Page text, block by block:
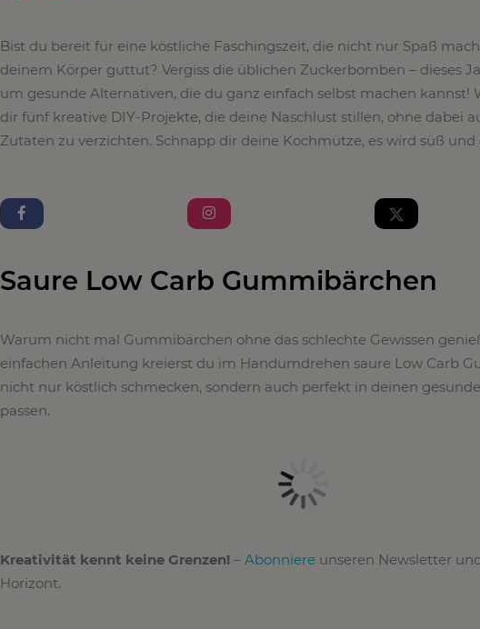
Bist du bereit für eine köstliche Faschingszeit, die nicht nur Spaß
deinem Körper guttut? Vergiss die üblichen Zuckerbomben – dieses
um gesunde Alternativen, die du ganz einfach selbst machen kannst!
dir fünf kreative DIY-Projekte, die deine Naschlust stillen, ohne dabei
Zutaten zu verzichten. Schnapp dir deine Kochmütze, es wird süß und
Saure Low Carb Gummibärchen
Warum nicht mal Gummibärchen ohne das schlechte Gewissen
einfachen Anleitung kreierst du im Handumdrehen saure Low Carb
nicht nur köstlich schmecken, sondern auch perfekt in deinen
passen.
Kreativität kennt keine Grenzen!– Abonniereunseren Newsletter
Horizont.